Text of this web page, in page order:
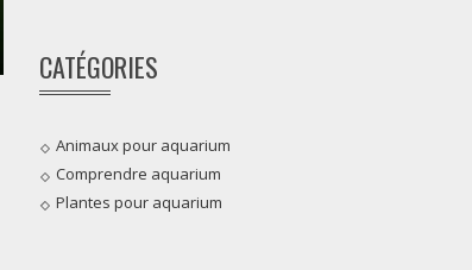
CATÉGORIES
Animaux pour aquarium
Comprendre aquarium
Plantes pour aquarium